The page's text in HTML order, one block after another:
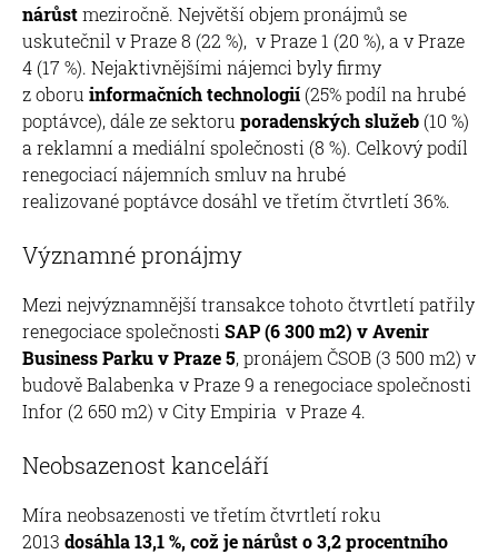
nárůstmeziročně. Největší objem pronájmů se
uskutečnil v Praze 8 (22 %), v Praze 1 (20 %), a v Praze
4 (17 %). Nejaktivnějšími nájemci byly firmy
z oboru informačních technologií(25% podíl na hrubé
poptávce), dále ze sektoru poradenských služeb(10 %)
a reklamní a mediální společnosti (8 %). Celkový podíl
renegociací nájemních smluv na hrubé
realizované poptávce dosáhl ve třetím čtvrtletí 36%.
Významné pronájmy
Mezi nejvýznamnější transakce tohoto čtvrtletí patřily
renegociace společnosti SAP (6 300 m2) v Avenir
Business Parku v Praze 5, pronájem ČSOB (3 500 m2) v
budově Balabenka v Praze 9 a renegociace společnosti
Infor (2 650 m2) v City Empiria v Praze 4.
Neobsazenost kanceláří
Míra neobsazenosti ve třetím čtvrtletí roku
2013 dosáhla 13,1 %, což je nárůst o 3,2 procentního